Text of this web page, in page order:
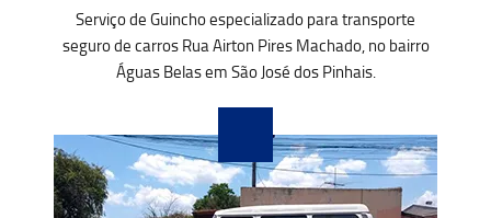
Serviço de Guincho especializado para transporte
seguro de carros Rua Airton Pires Machado, no bairro
Águas Belas em São José dos Pinhais.